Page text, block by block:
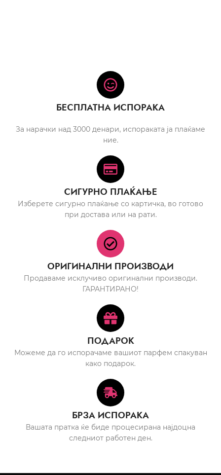
БЕСПЛАТНА ИСПОРАКА
За нарачки над 3000 денари, испораката ја плаќаме
ние.
СИГУРНО ПЛАЌАЊЕ
Изберете сигурно плаќање со картичка, во готово
при достава или на рати.
ОРИГИНАЛНИ ПРОИЗВОДИ
Продаваме исклучиво оригинални производи.
ГАРАНТИРАНО!
ПОДАРОК
Можеме да го испорачаме вашиот парфем спакуван
како подарок.
БРЗА ИСПОРАКА
Вашата пратка ќе биде процесирана најдоцна
следниот работен ден.